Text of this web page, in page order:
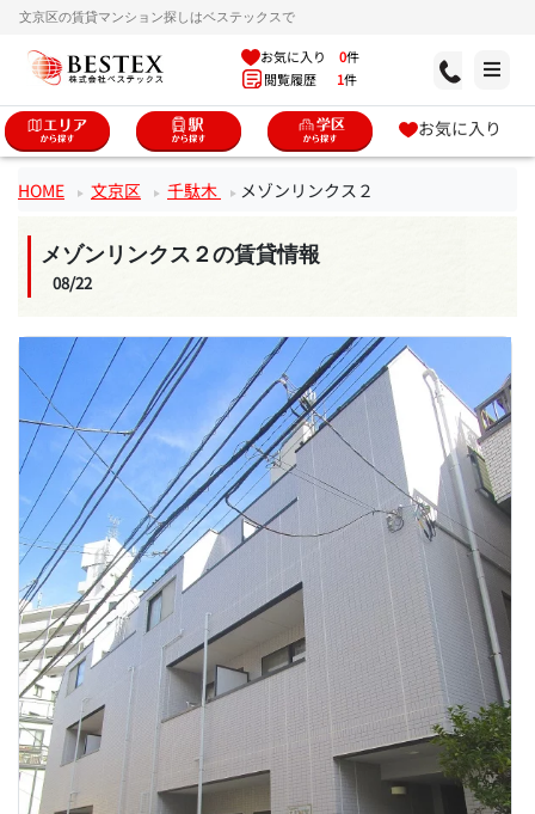
文京区の賃貸マンション探しはベステックスで
お気に入り 0件
閲覧履歴 1件
お気に入り
HOME 文京区 千駄木 メゾンリンクス２
メゾンリンクス２の賃貸情報
08/22